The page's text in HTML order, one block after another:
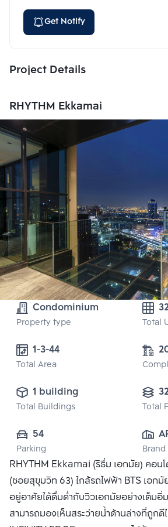
Get Notify
Project Details
RHYTHM Ekkamai
Condominium
Property type Total
1-3-44
Total Area
1 building
Total Buildings Total
54
Parking Brand
RHYTHM Ekkamai (ริธึ่ม เอกมัย) คอนโ
(ซอยสุขุมวิท 63) ใกล้รถไฟฟ้า BTS เอกมั
อยู่อาศัยได้ดื่มด่ำกับวิวเอกมัยอย่างเต็มอิ่ม
สามารถมองเห็นสระว่ายน้ำด้านล่างที่ถูกดี